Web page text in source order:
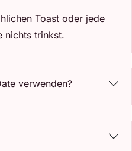
Toast oder jede
nichts trinkst.
verwenden?